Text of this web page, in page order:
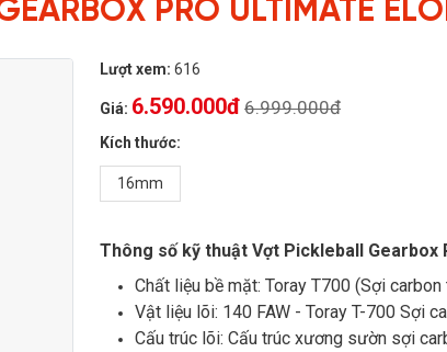
PRO ULTIMATE
Lượt xem: 616
Giá: 6.590.000đ 6.999.000đ
Kích thước:
16mm
Thông số kỹ thuật Vợt Pickleball
Chất liệu bề mặt: Toray T700 (Sợi carbon
Vật liệu lõi: 140 FAW - Toray T-700 Sợi
Cấu trúc lõi: Cấu trúc xương sườn sợi